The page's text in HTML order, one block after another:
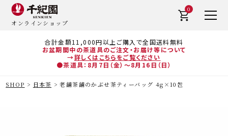
合計金額11,000円以上ご購入で全国送料無料
お盆期間中の茶道具のご注文・お届け等について
→詳しくはこちらをご覧ください
●茶道具：8月7日（金）～8月16日（日）
オンラインショップ
0
SHOP 日本茶 老舗茶舗のかぶせ茶ティーバッグ 4g×10包